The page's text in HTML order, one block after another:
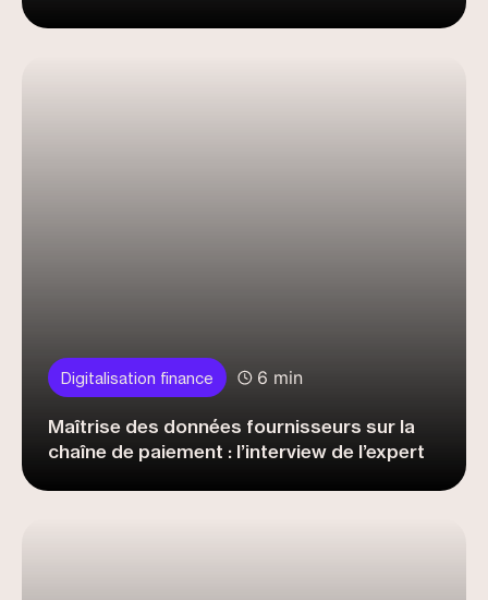
Digitalisation finance 6 min
Maîtrise des données fournisseurs sur la
chaîne de paiement : l’interview de l’expert